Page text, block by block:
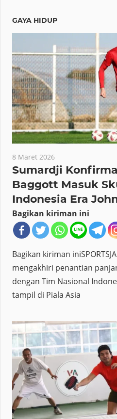
GAYA HIDUP
8 Maret 2026
Sumardji
Baggott Masuk
Indonesia Era
Bagikan kiriman ini
Bagikan kiriman
mengakhiri penantian
dengan Tim Nasional
tampil di Piala Asia